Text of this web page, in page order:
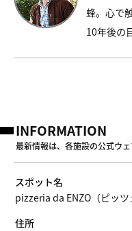
蜂。心で
10年後の
INFORMATION
最新情報は、各施設の公式ウ
スポット名
pizzeria da ENZO（ピッツ
住所